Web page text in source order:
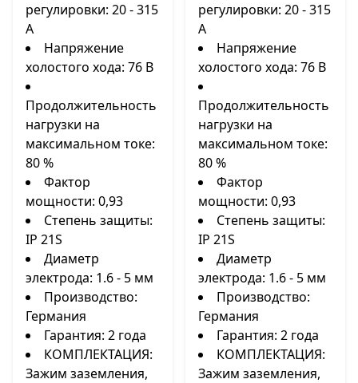
регулировки: 20 - 315
А
Напряжение
холостого хода: 76 В
Продолжительность
нагрузки на
максимальном токе:
80 %
Фактор
мощности: 0,93
Степень защиты:
IP 21S
Диаметр
электрода: 1.6 - 5 мм
Производство:
Германия
Гарантия: 2 года
КОМПЛЕКТАЦИЯ:
Зажим заземления,
регулировки: 20 - 315
А
Напряжение
холостого хода: 76 В
Продолжительность
нагрузки на
максимальном токе:
80 %
Фактор
мощности: 0,93
Степень защиты:
IP 21S
Диаметр
электрода: 1.6 - 5 мм
Производство:
Германия
Гарантия: 2 года
КОМПЛЕКТАЦИЯ:
Зажим заземления,